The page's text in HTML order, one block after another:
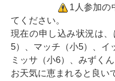
1人参加の
てください。
現在の申し込み状況は
5）、マッチ（小5）、イ
ミッサ（小6）、みずく
お天気に恵まれると良い